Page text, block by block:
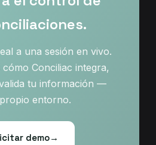
a una sesión en vivo.
Conciliac integra,
tu información —
entorno.
demo→